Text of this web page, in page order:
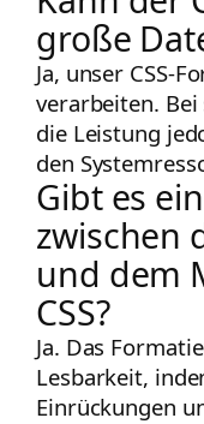
große
Ja, unser CSS-
verarbeiten.
die Leistung
den
Gibt es
zwischen
und dem
CSS?
Ja. Das
Lesbarkeit,
Einrückungen